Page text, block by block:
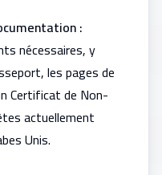
:
nécessaires, y
les pages de
Certificat de Non-
actuellement
Unis.